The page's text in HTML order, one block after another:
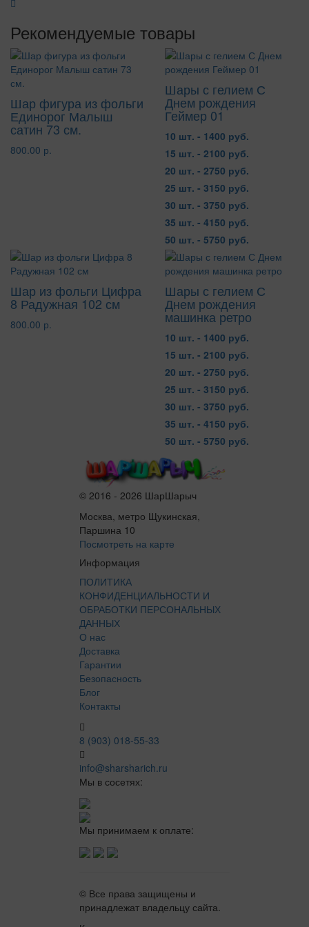
Рекомендуемые товары
Шар фигура из фольги
Единорог Малыш
сатин 73 см.
800.00 р.
Шары с гелием С
Днем рождения
Геймер 01
10 шт. - 1400 руб.
15 шт. - 2100 руб.
20 шт. - 2750 руб.
25 шт. - 3150 руб.
30 шт. - 3750 руб.
35 шт. - 4150 руб.
50 шт. - 5750 руб.
Шар из фольги Цифра
8 Радужная 102 см
800.00 р.
Шары с гелием С
Днем рождения
машинка ретро
10 шт. - 1400 руб.
15 шт. - 2100 руб.
20 шт. - 2750 руб.
25 шт. - 3150 руб.
30 шт. - 3750 руб.
35 шт. - 4150 руб.
50 шт. - 5750 руб.
© 2016 - 2026 ШарШарыч
Москва, метро Щукинская,
Паршина 10
Посмотреть на карте
Информация
ПОЛИТИКА
КОНФИДЕНЦИАЛЬНОСТИ И
ОБРАБОТКИ ПЕРСОНАЛЬНЫХ
ДАННЫХ
О нас
Доставка
Гарантии
Безопасность
Блог
Контакты
8 (903) 018-55-33
info@sharsharich.ru
Мы в сосетях:
Мы принимаем к оплате:
© Все права защищены и
принадлежат владельцу сайта.